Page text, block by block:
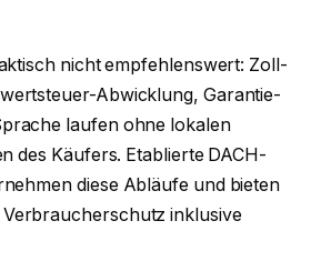
nicht empfehlenswert: Zoll-
Abwicklung, Garantie-
laufen ohne lokalen
des Käufers. Etablierte DACH-
diese Abläufe und bieten
inklusive